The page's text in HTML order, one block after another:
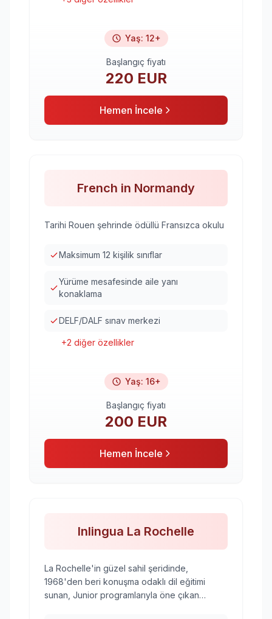
Yaş: 12+
Başlangıç fiyatı
220 EUR
Hemen İncele
French in Normandy
Tarihi Rouen şehrinde ödüllü Fransızca okulu
Maksimum 12 kişilik sınıflar
Yürüme mesafesinde aile yanı
konaklama
DELF/DALF sınav merkezi
+2 diğer özellikler
Yaş: 16+
Başlangıç fiyatı
200 EUR
Hemen İncele
Inlingua La Rochelle
La Rochelle'in güzel sahil şeridinde,
1968'den beri konuşma odaklı dil eğitimi
sunan, Junior programlarıyla öne çıkan